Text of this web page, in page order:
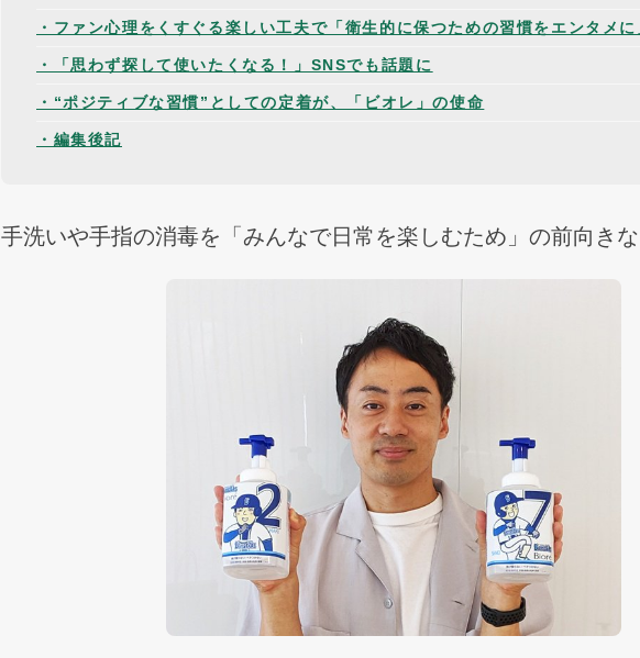
・ファン心理をくすぐる楽しい工夫で「衛生的に保つための習慣をエンタメに
・「思わず探して使いたくなる！」SNSでも話題に
・“ポジティブな習慣”としての定着が、「ビオレ」の使命
・編集後記
手洗いや手指の消毒を「みんなで日常を楽しむため」の前向き